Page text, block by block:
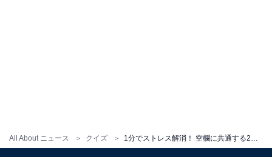
All About ニュース クイズ